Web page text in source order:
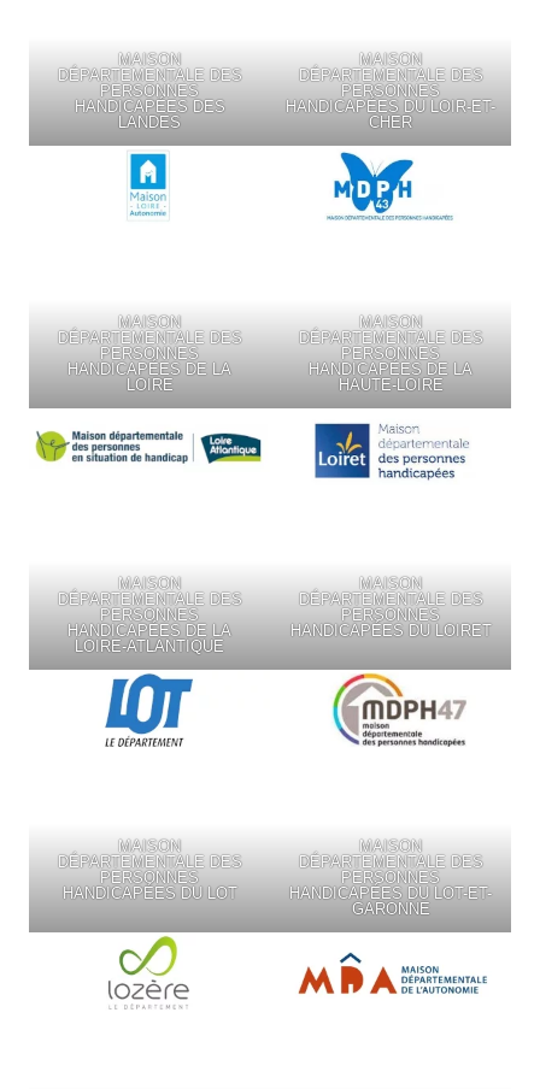
MAISON
DÉPARTEMENTALE DES
PERSONNES
HANDICAPÉES DES
LANDES
MAISON
DÉPARTEMENTALE DES
PERSONNES
HANDICAPÉES DU LOIR-ET-
CHER
MAISON
DÉPARTEMENTALE DES
PERSONNES
HANDICAPÉES DE LA
LOIRE
MAISON
DÉPARTEMENTALE DES
PERSONNES
HANDICAPÉES DE LA
HAUTE-LOIRE
MAISON
DÉPARTEMENTALE DES
PERSONNES
HANDICAPÉES DE LA
LOIRE-ATLANTIQUE
MAISON
DÉPARTEMENTALE DES
PERSONNES
HANDICAPÉES DU LOIRET
MAISON
DÉPARTEMENTALE DES
PERSONNES
HANDICAPÉES DU LOT
MAISON
DÉPARTEMENTALE DES
PERSONNES
HANDICAPÉES DU LOT-ET-
GARONNE